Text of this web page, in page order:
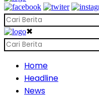
✖
Home
Headline
News